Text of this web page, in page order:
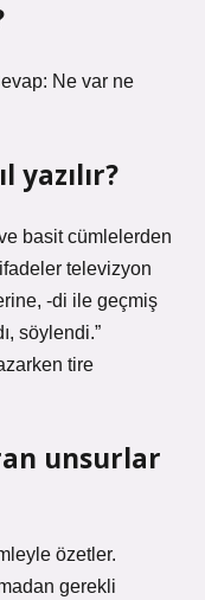
Ne var ne
yazılır?
basit cümlelerden
ifadeler televizyon
-di ile geçmiş
söylendi.”
tire
unsurlar
özetler.
gerekli